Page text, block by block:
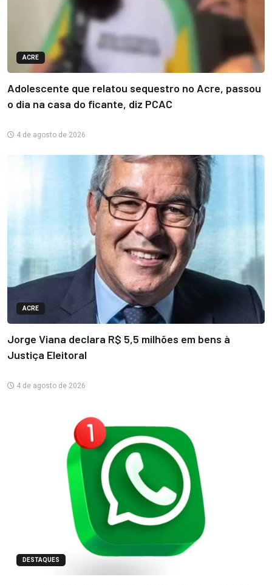
ACRE
Adolescente que relatou sequestro no Acre, passou
o dia na casa do ficante, diz PCAC
4 de agosto de 2026
ACRE
Jorge Viana declara R$ 5,5 milhões em bens à
Justiça Eleitoral
4 de agosto de 2026
DESTAQUES